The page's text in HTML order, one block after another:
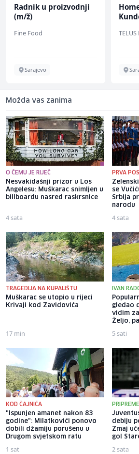
Radnik u proizvodnji
(m/ž)
Fine Food
Sarajevo
Možda vas zanima
O ČEMU JE RIJEČ
Nesvakidašnji prizor u Los
Angelesu: Muškarac snimljen u
billboardu nasred raskrsnice
4 sata
PRVA
se
Srbija
narodu
4 sata
TRAGEDIJA NA KUPALIŠTU
Muškarac se utopio u rijeci
Krivaji kod Zavidovića
17 min
IVAN
gledao
vidim
Željo,
5 sati
KOD ČAJNIČA
"Ispunjen amanet nakon 83
godine": Milatkovići ponovo
dobili džamiju porušenu u
Drugom svjetskom ratu
1 sat
debiju
Zmaj
gol
2 sata